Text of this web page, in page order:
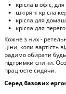
крісла в офіс,
шкіряні крісла
крісла для
крісла для
Кожне з них -
ціни, коли вартість
радимо обирати
підтримки спини.
працюєте сидячи.
Серед базових